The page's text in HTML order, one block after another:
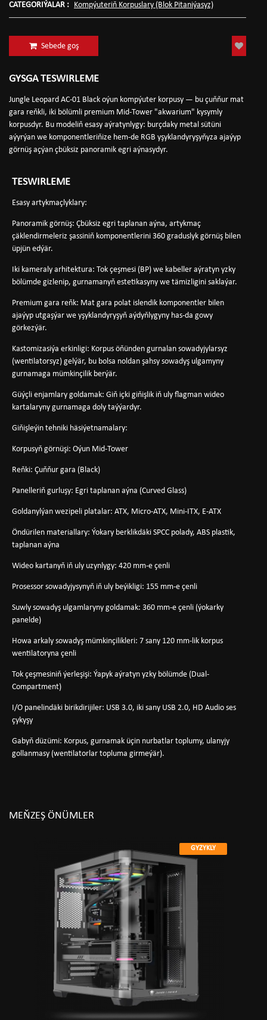
CATEGORIÝALAR : Kompýuteriň Korpuslary (Blok Pitaniýasyz)
Sebede goş
GYSGA TESWIRLEME
Jungle Leopard AC-01 Black oýun kompýuter korpusy — bu çuňňur mat
gara reňkli, iki bölümli premium Mid-Tower "akwarium" kysymly
korpusdyr. Bu modeliň esasy aýratynlygy: burçdaky metal sütüni
aýyrýan we komponentleriňize hem-de RGB yşyklandyryşyňyza ajaýyp
görnüş açýan çbüksiz panoramik egri aýnasydyr.
TESWIRLEME
Esasy artykmaçlyklary:
Panoramik görnüş: Çbüksiz egri taplanan aýna, artykmaç
çäklendirmeleriz şassiniň komponentlerini 360 graduslyk görnüş bilen
üpjün edýär.
Iki kameraly arhitektura: Tok çeşmesi (BP) we kabeller aýratyn yzky
bölümde gizlenip, gurnamanyň estetikasyny we tämizligini saklaýar.
Premium gara reňk: Mat gara polat islendik komponentler bilen
ajaýyp utgaşýar we yşyklandyryşyň aýdyňlygyny has-da gowy
görkezýär.
Kastomizasiýa erkinligi: Korpus öňünden gurnalan sowadyjylarsyz
(wentilatorsyz) gelýär, bu bolsa noldan şahsy sowadyş ulgamyny
gurnamaga mümkinçilik berýär.
Güýçli enjamlary goldamak: Giň içki giňişlik iň uly flagman wideo
kartalaryny gurnamaga doly taýýardyr.
Giňişleýin tehniki häsiýetnamalary:
Korpusyň görnüşi: Oýun Mid-Tower
Reňki: Çuňňur gara (Black)
Panelleriň gurluşy: Egri taplanan aýna (Curved Glass)
Goldanylýan wezipeli platalar: ATX, Micro-ATX, Mini-ITX, E-ATX
Öndürilen materiallary: Ýokary berklikdäki SPCC polady, ABS plastik,
taplanan aýna
Wideo kartanyň iň uly uzynlygy: 420 mm-e çenli
Prosessor sowadyjysynyň iň uly beýikligi: 155 mm-e çenli
Suwly sowadyş ulgamlaryny goldamak: 360 mm-e çenli (ýokarky
panelde)
Howa arkaly sowadyş mümkinçilikleri: 7 sany 120 mm-lik korpus
wentilatoryna çenli
Tok çeşmesiniň ýerleşişi: Ýapyk aýratyn yzky bölümde (Dual-
Compartment)
I/O panelindäki birikdirijiler: USB 3.0, iki sany USB 2.0, HD Audio ses
çykyşy
Gabyň düzümi: Korpus, gurnamak üçin nurbatlar toplumy, ulanyjy
gollanmasy (wentilatorlar topluma girmeýär).
MEŇZEŞ ÖNÜMLER
GYZYKLY